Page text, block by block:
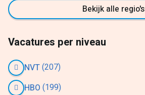
Bekijk alle regio's
Vacatures per niveau
NVT(207)
HBO (199)